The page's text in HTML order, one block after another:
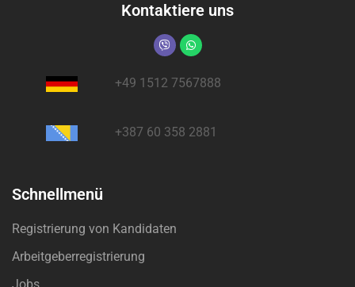
Kontaktiere uns
+49 1512 7567888
+387 60 358 2881
Schnellmenü
Registrierung von Kandidaten
Arbeitgeberregistrierung